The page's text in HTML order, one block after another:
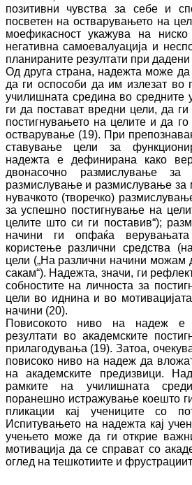
позитивни чувства за себе и
посветен на ос­тва­ру­ва­ње­то на
мо­ефи­кас­ност укажува на
негативна самоевалуација и
планираните резултати при
Од друга страна, надежта може да
да ги оспособи да им излезат во
училишната сре­ди­на во средните
ги да постават вредни цели, да
постигнувањето на целите и да го
остварување (19). При
ста­ву­ва­ње цели за
надежта е дефинирана како
двонасочно размислување за
размислување и раз­мис­лу­вање
ну­вач­к­ото (творечко)
за успешно постигнување на
целите што си ги пос­тавив“);
на­чи­ни ги опфаќа
користење различни средства
цели („На различни начини мо­жам
сакам“). На­деж­та, значи, ги
собностите на личноста за
цели во иднина и во
начини (20).
Повисокото ниво на надеж е
резултати во академските
прилагодувања (19). За­тоа,
по­ви­со­ко ниво на надеж да
на академските предизвици.
рамките на училишната
поранешно ис­тра­жу­ва­ње коешто
пли­ка­ции кај учениците со
Испитувањето на надежта кај
учењето може да ги от­крие
мотивација да се справат со
оглед на тешкотиите и